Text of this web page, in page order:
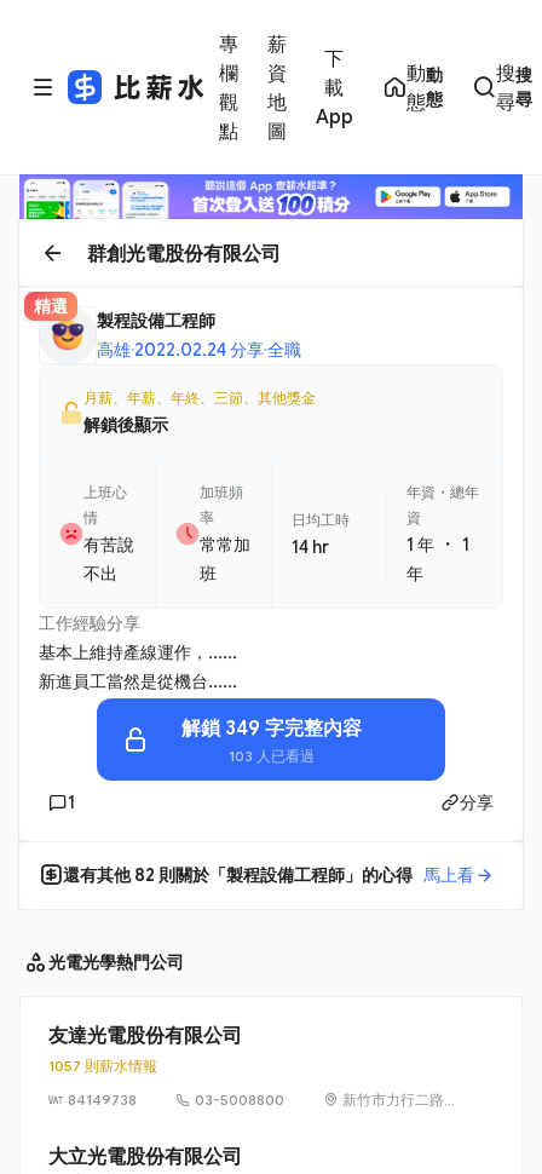
專
欄
觀
點
薪
資
地
圖
下
載
App
動
態
動
態
搜
尋
搜
尋
群創光電股份有限公司
精選
製程設備工程師
高雄·2022.02.24 分享·全職
月薪、年薪、年終、三節、其他獎金
解鎖後顯示
上班心
情
有苦說
不出
加班頻
率
常常加
班
日均工時
14 hr
年資・總年
資
1 年 ・1
年
工作經驗分享
基本上維持產線運作，......
新進員工當然是從機台......
解鎖 349 字完整內容
103 人已看過
1 分享
還有其他82 則關於「製程設備工程師 」的心得 馬上看
光電光學熱門公司
友達光電股份有限公司
1057 則薪水情報
84149738
03-5008800
新竹市力行二路 1
大立光電股份有限公司